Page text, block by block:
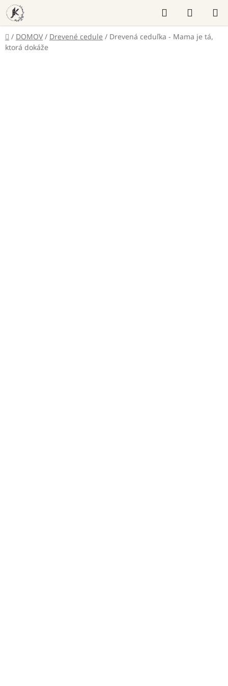
Prejsť
na
obsah
Hľadať
KOŠÍK
Domov
/ DOMOV / Drevené cedule / Drevená ceduľka - Mama je tá,
ktorá dokáže